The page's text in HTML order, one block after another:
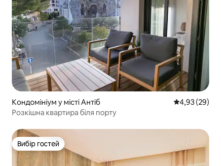
Кондомініум у місті Антіб Середня
4,93 (29)
Розкішна квартира біля порту
Вибір гостей
Вибір гостей